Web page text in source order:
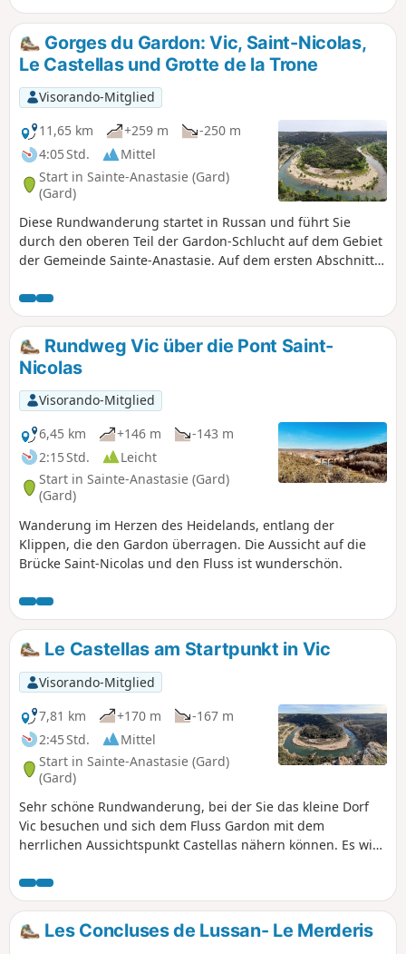
Grotte de la Trône (derzeit aus Naturschutzgründen
geschlossen), in der 37.000 Jahre alte Malereien zu sehen
sind. Man steigt zweimal zum Gardon hinab und macht
dann einen kleinen Abstecher zur großen Klippe von
Russan.
Gorges du Gardon: Vic, Saint-Nicolas,
Le Castellas und Grotte de la Trone
Visorando-Mitglied
11,65 km
+259 m
-250 m
4:05 Std.
Mittel
Start in Sainte-Anastasie (Gard)
(Gard)
Diese Rundwanderung startet in Russan und führt Sie
durch den oberen Teil der Gardon-Schlucht auf dem Gebiet
der Gemeinde Sainte-Anastasie. Auf dem ersten Abschnitt
und steigen dann hinab nach Saint-Nicolas in der Nähe des
gleichnamigen Priorats und der Brücke. Anschließend
beginnt der Aufstieg auf das Plateau, das den Gardon
überragt, über einen teilweise steilen Weg mit kleinen
Schratten. Schließlich führt Sie ein schöner Weg bis nach
Castellas, wo der Aussichtspunkt auf eine hufeisenförmige
Schleife des Gardon atemberaubend ist. Auf dem Rückweg
zum Parkplatz haben Sie die Gelegenheit, die
überraschende Grotte de la Trone zu entdecken.
Rundweg Vic über die Pont Saint-
Nicolas
Visorando-Mitglied
6,45 km
+146 m
-143 m
2:15 Std.
Leicht
Start in Sainte-Anastasie (Gard)
(Gard)
Wanderung im Herzen des Heidelands, entlang der
Klippen, die den Gardon überragen. Die Aussicht auf die
Brücke Saint-Nicolas und den Fluss ist wunderschön.
Le Castellas am Startpunkt in Vic
Visorando-Mitglied
7,81 km
+170 m
-167 m
2:45 Std.
Mittel
Start in Sainte-Anastasie (Gard)
(Gard)
Sehr schöne Rundwanderung, bei der Sie das kleine Dorf
Vic besuchen und sich dem Fluss Gardon mit dem
herrlichen Aussichtspunkt Castellas nähern können. Es wird
unternehmen. Es gibt nur sehr wenige schattige
Wegabschnitte.
Les Concluses de Lussan- Le Merderis